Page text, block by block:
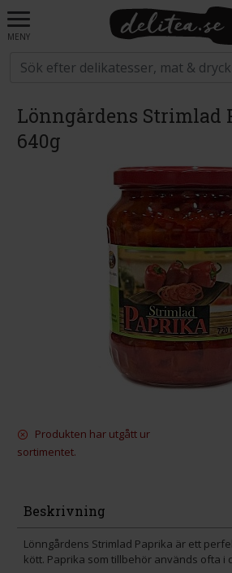
MENY
Lönngårdens Strimlad
640g
Produkten har utgått ur
sortimentet.
Beskrivning
Lönngårdens Strimlad Paprika är ett
kött. Paprika som tillbehör används ofta i